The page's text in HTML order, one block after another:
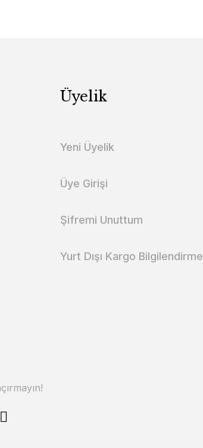
Üyelik
Yeni Üyelik
Üye Girişi
Şifremi Unuttum
Yurt Dışı Kargo Bilgilendirme